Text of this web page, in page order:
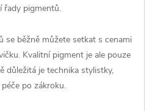
řady pigmentů.
se běžně můžete setkat s cenami
Kvalitní pigment je ale pouze
důležitá je technika stylistky,
po zákroku.